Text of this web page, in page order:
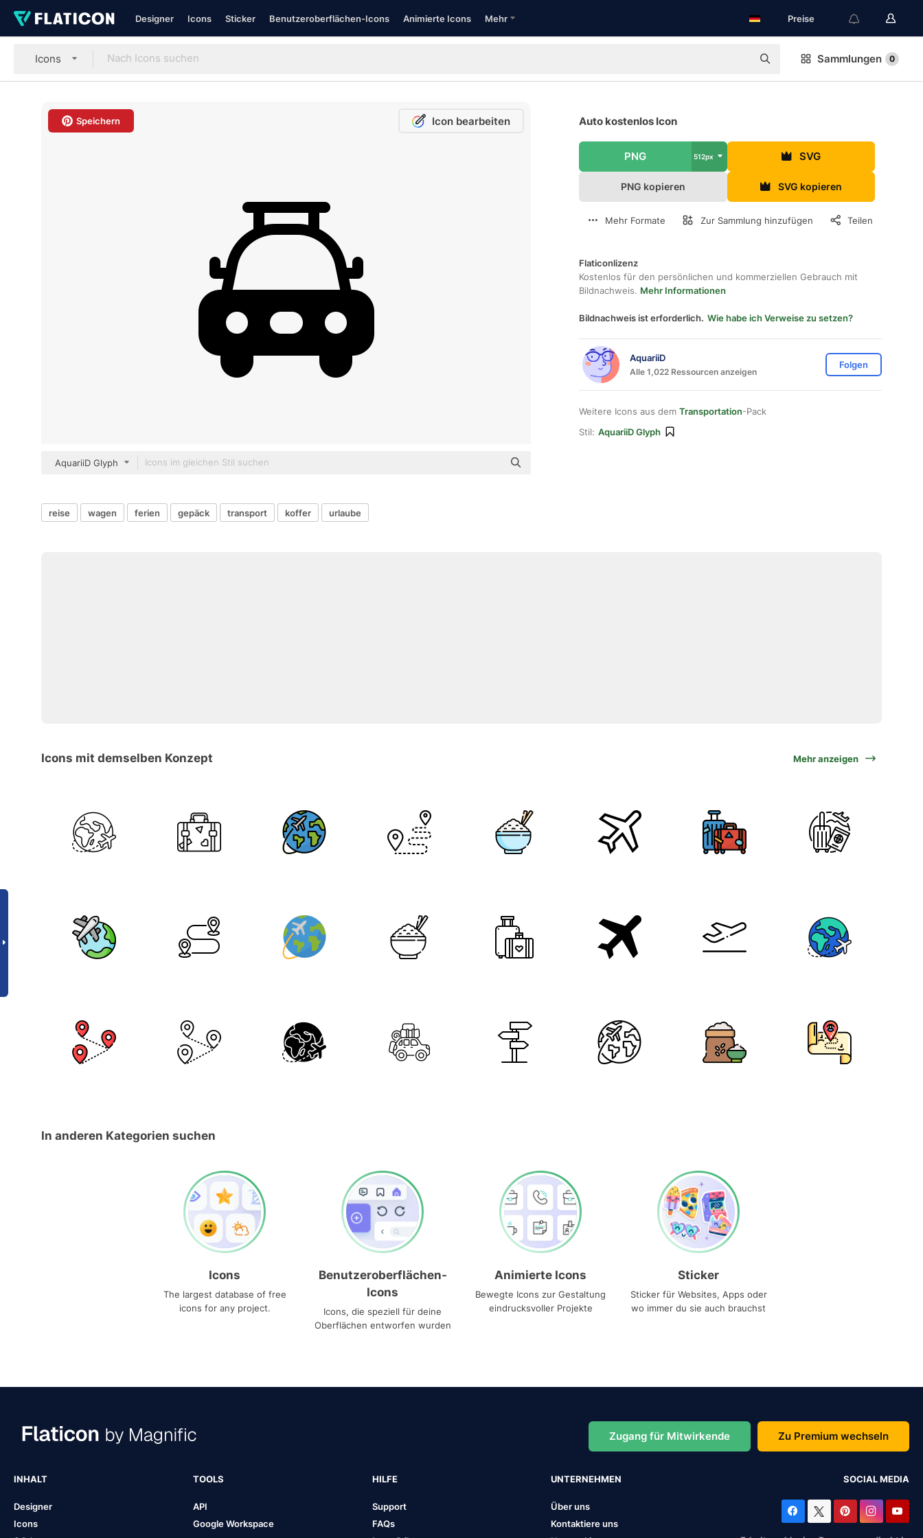
Designer Icons Sticker Benutzeroberflächen-Icons Animierte Icons Mehr Preise
Icons Sammlungen 0
Speichern Icon bearbeiten
AquariiD Glyph
Auto kostenlos Icon
PNG 512px SVG
PNG kopieren SVG kopieren
Mehr Formate Zur Sammlung hinzufügen Teilen
Flaticonlizenz
Kostenlos für den persönlichen und kommerziellen Gebrauch mit
Bildnachweis. Mehr Informationen
Bildnachweis ist erforderlich. Wie habe ich Verweise zu setzen?
AquariiD
Alle 1,022 Ressourcen anzeigen
Folgen
Weitere Icons aus dem Transportation-Pack
Stil: AquariiD Glyph
reise wagen ferien gepäck transport koffer urlaube
Icons mit demselben Konzept Mehr anzeigen
In anderen Kategorien suchen
Icons
The largest database of free
icons for any project.
Benutzeroberflächen-
Icons
Icons, die speziell für deine
Oberflächen entworfen wurden
Animierte Icons
Bewegte Icons zur Gestaltung
eindrucksvoller Projekte
Sticker
Sticker für Websites, Apps oder
wo immer du sie auch brauchst
Zugang für Mitwirkende Zu Premium wechseln
INHALT
Designer
Icons
TOOLS
API
Google Workspace
HILFE
Support
FAQs
UNTERNEHMEN
Über uns
Kontaktiere uns
SOCIAL MEDIA